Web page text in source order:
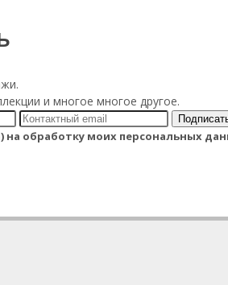
и многое многое другое.
на обработку моих персональных